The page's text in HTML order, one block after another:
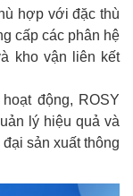
hợp với đặc thù
cấp các phân hệ
kho vận liên kết
động, ROSY
lý hiệu quả và
sản xuất thông